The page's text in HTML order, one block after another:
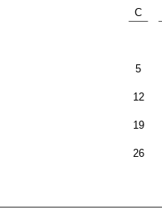
С
5
12
19
26